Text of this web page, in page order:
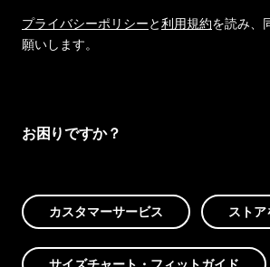
プライバシーポリシーと利用規約を読み、
願いします。
お困りですか？
カスタマーサービス スト